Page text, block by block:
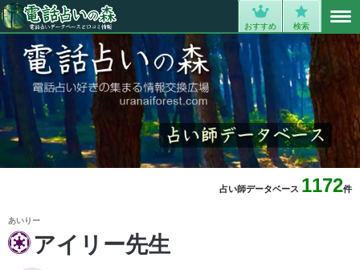
おすすめ 検索
占い師データベース 1172件
あいりー
アイリー先生